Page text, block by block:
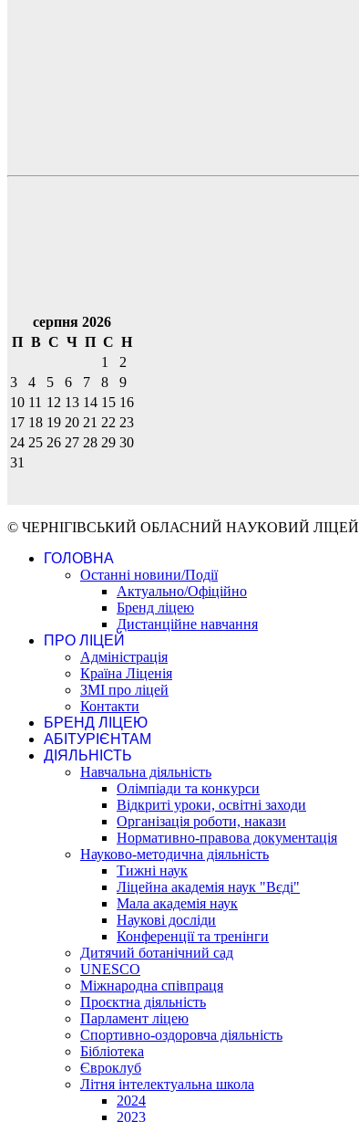
серпня 2026
П В С Ч П С Н
1
2
3
4 5 6 7 8
9
10 11 12 13 14 15 16
17 18 19 20 21 22 23
24 25 26 27 28 29 30
31
© ЧЕРНІГІВСЬКИЙ ОБЛАСНИЙ НАУКОВИЙ ЛІЦЕЙ
ГОЛОВНА
Останні новини/Події
Актуально/Офіційно
Бренд ліцею
Дистанційне навчання
ПРО ЛІЦЕЙ
Адміністрація
Країна Ліценія
ЗМІ про ліцей
Контакти
БРЕНД ЛІЦЕЮ
АБІТУРІЄНТАМ
ДІЯЛЬНІСТЬ
Навчальна діяльність
Олімпіади та конкурси
Відкриті уроки, освітні заходи
Організація роботи, накази
Нормативно-правова документація
Науково-методична діяльність
Тижні наук
Ліцейна академія наук "Вєді"
Мала академія наук
Наукові досліди
Конференції та тренінги
Дитячий ботанічний сад
UNESCO
Міжнародна співпраця
Проєктна діяльність
Парламент ліцею
Спортивно-оздоровча діяльність
Бібліотека
Євроклуб
Літня інтелектуальна школа
2024
2023